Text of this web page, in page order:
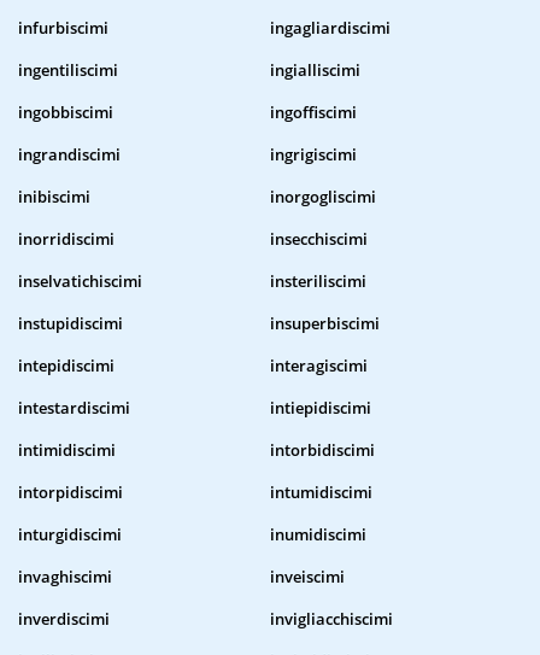
infurbiscimi
ingagliardiscimi
ingentiliscimi
ingialliscimi
ingobbiscimi
ingoffiscimi
ingrandiscimi
ingrigiscimi
inibiscimi
inorgogliscimi
inorridiscimi
insecchiscimi
inselvatichiscimi
insteriliscimi
instupidiscimi
insuperbiscimi
intepidiscimi
interagiscimi
intestardiscimi
intiepidiscimi
intimidiscimi
intorbidiscimi
intorpidiscimi
intumidiscimi
inturgidiscimi
inumidiscimi
invaghiscimi
inveiscimi
inverdiscimi
invigliacchiscimi